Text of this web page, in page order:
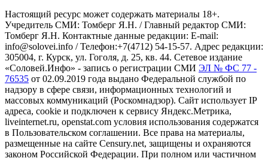
Настоящий ресурс может содержать материалы 18+.
Учредитель СМИ: Томберг Я.Н. / Главный редактор СМИ:
Томберг Я.Н. Контактные данные редакции: E-mail:
info@solovei.info / Телефон:+7(4712) 54-15-57. Адрес редакции:
305004, г. Курск, ул. Гоголя, д. 25, кв. 44. Сетевое издание
«Соловей.Инфо» - запись о регистрации СМИ ЭЛ № ФС 77 -
76535 от 02.09.2019 года выдано Федеральной службой по
надзору в сфере связи, информационных технологий и
массовых коммуникаций (Роскомнадзор). Сайт использует IP
адреса, cookie и подключен к сервису Яндекс.Метрика,
liveinternet.ru, openstat.com условия использования содержатся
в Пользовательском соглашении. Все права на материалы,
размещенные на сайте Censury.net, защищены и охраняются
законом Российской Федерации. При полном или частичном